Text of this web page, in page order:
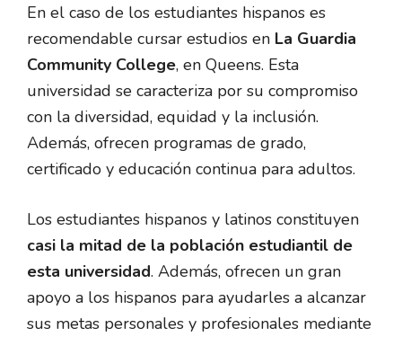
En el caso de los estudiantes hispanos es
recomendable cursar estudios en La Guardia
Community College, en Queens. Esta
universidad se caracteriza por su compromiso
con la diversidad, equidad y la inclusión.
Además, ofrecen programas de grado,
certificado y educación continua para adultos.
Los estudiantes hispanos y latinos constituyen
casi la mitad de la población estudiantil de
esta universidad. Además, ofrecen un gran
apoyo a los hispanos para ayudarles a alcanzar
sus metas personales y profesionales mediante